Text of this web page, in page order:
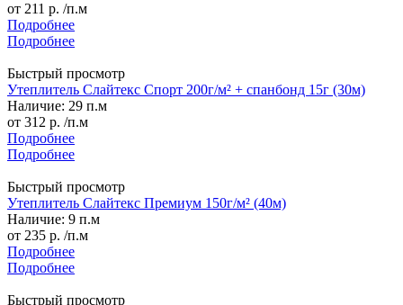
от 211 р. /п.м
Подробнее
Подробнее
Быстрый просмотр
Утеплитель Слайтекс Спорт 200г/м² + спанбонд 15г (30м)
Наличие: 29 п.м
от 312 р. /п.м
Подробнее
Подробнее
Быстрый просмотр
Утеплитель Слайтекс Премиум 150г/м² (40м)
Наличие: 9 п.м
от 235 р. /п.м
Подробнее
Подробнее
Быстрый просмотр